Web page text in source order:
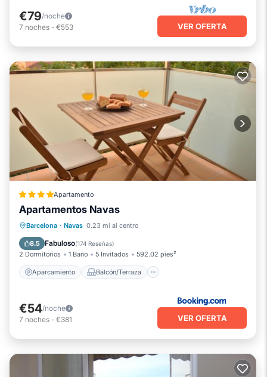
€79/noche
7 noches - €553 VER OFERTA
Apartamento
Apartamentos Navas
Barcelona · Navas 0.23 mi al centro
8.5 Fabuloso(174 Reseñas)
2 Dormitorios 1 Baño 5 Invitados 592.02 pies²
Aparcamiento Balcón/Terraza
Aparcamiento
Balcón/Terraza
Aire acondicionado
€54/noche
7 noches - €381 VER OFERTA